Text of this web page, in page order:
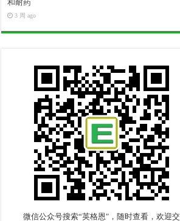
和耐药
3 周 ago
微信公众号搜索“英格恩"，随时查看，欢迎交